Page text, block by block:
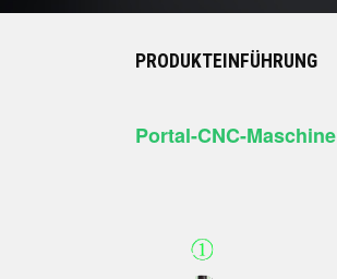
PRODUKTEINFÜHRUNG
Portal-CNC-Maschine